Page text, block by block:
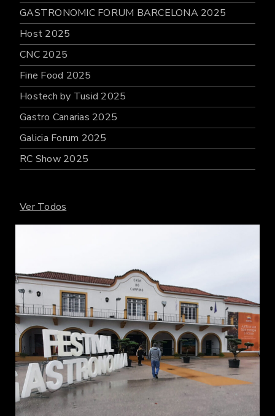
GASTRONOMIC FORUM BARCELONA 2025
Host 2025
CNC 2025
Fine Food 2025
Hostech by Tusid 2025
Gastro Canarias 2025
Galicia Forum 2025
RC Show 2025
Ver Todos